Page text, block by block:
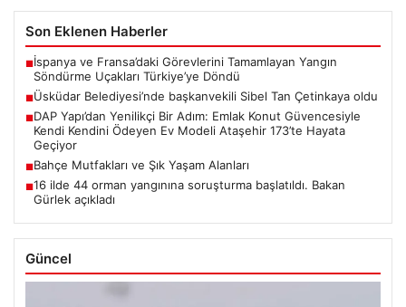
Son Eklenen Haberler
■İspanya ve Fransa’daki Görevlerini Tamamlayan Yangın
Söndürme Uçakları Türkiye’ye Döndü
■Üsküdar Belediyesi’nde başkanvekili Sibel Tan Çetinkaya oldu
■DAP Yapı’dan Yenilikçi Bir Adım: Emlak Konut Güvencesiyle
Kendi Kendini Ödeyen Ev Modeli Ataşehir 173’te Hayata
Geçiyor
■Bahçe Mutfakları ve Şık Yaşam Alanları
■16 ilde 44 orman yangınına soruşturma başlatıldı. Bakan
Gürlek açıkladı
Güncel